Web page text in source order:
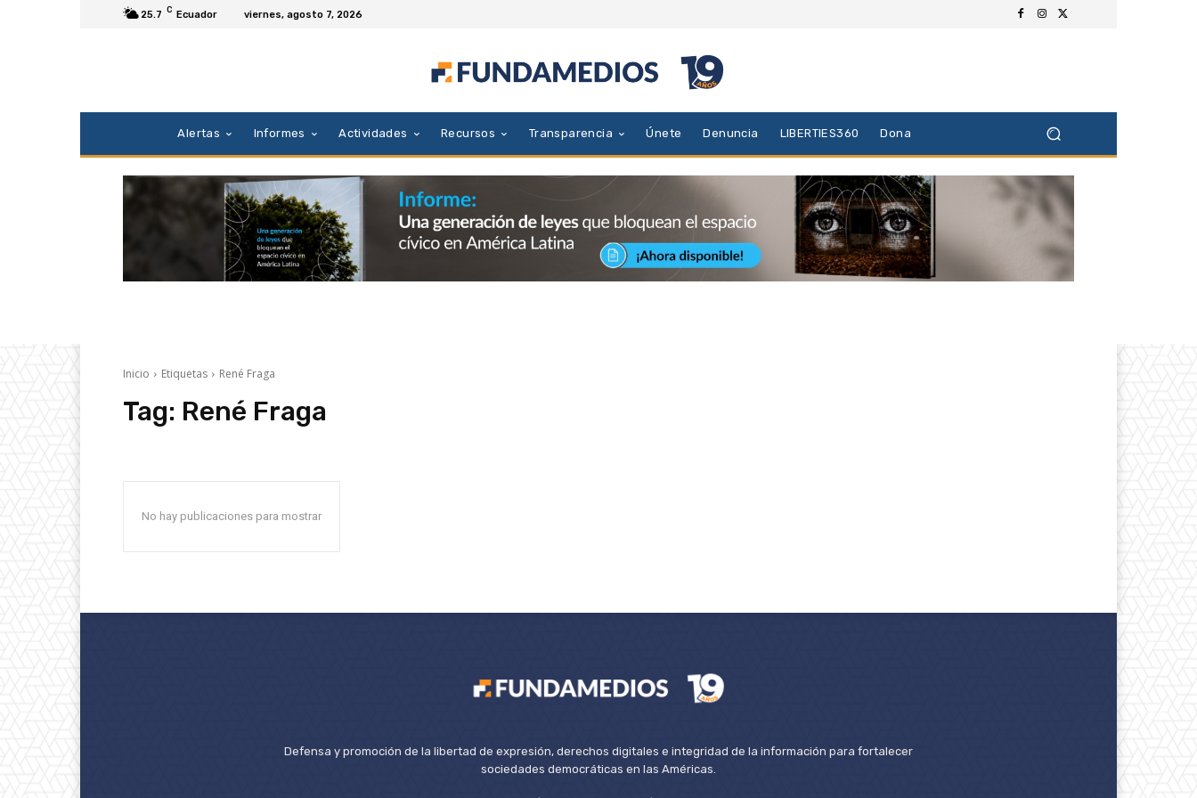
25.7 C Ecuador viernes, agosto 7, 2026
Alertas Informes Actividades Recursos Transparencia Únete Denuncia LIBERTIES360 Dona
Inicio Etiquetas René Fraga
Tag: René Fraga
No hay publicaciones para mostrar
Defensa y promoción de la libertad de expresión, derechos digitales e integridad de la información para fortalecer
sociedades democráticas en las Américas.